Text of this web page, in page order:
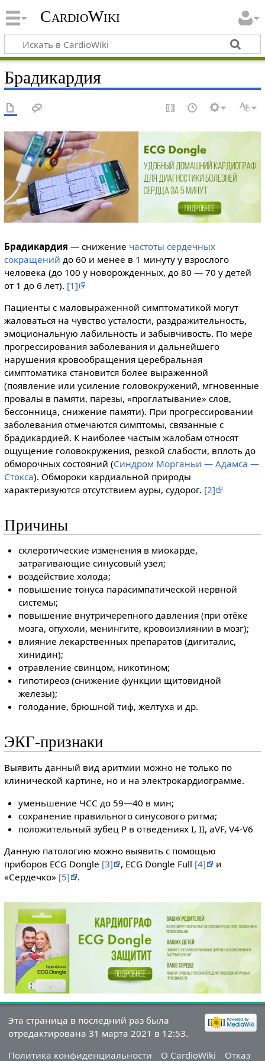
CardioWiki
Брадикардия
Брадикардия — снижение частоты сердечных
сокращений до 60 и менее в 1 минуту у взрослого
человека (до 100 у новорожденных, до 80 — 70 у детей
от 1 до 6 лет). [1]
Пациенты с маловыраженной симптоматикой могут
жаловаться на чувство усталости, раздражительность,
эмоциональную лабильность и забывчивость. По мере
прогрессирования заболевания и дальнейшего
нарушения кровообращения церебральная
симптоматика становится более выраженной
(появление или усиление головокружений, мгновенные
провалы в памяти, парезы, «проглатывание» слов,
бессонница, снижение памяти). При прогрессировании
заболевания отмечаются симптомы, связанные с
брадикардией. К наиболее частым жалобам относят
ощущение головокружения, резкой слабости, вплоть до
обморочных состояний (Синдром Морганьи — Адамса —
Стокса). Обмороки кардиальной природы
характеризуются отсутствием ауры, судорог. [2]
Причины
склеротические изменения в миокарде,
затрагивающие синусовый узел;
воздействие холода;
повышение тонуса парасимпатической нервной
системы;
повышение внутричерепного давления (при отёке
мозга, опухоли, менингите, кровоизлиянии в мозг);
влияние лекарственных препаратов (дигиталис,
хинидин);
отравление свинцом, никотином;
гипотиреоз (снижение функции щитовидной
железы);
голодание, брюшной тиф, желтуха и др.
ЭКГ-признаки
Выявить данный вид аритмии можно не только по
клинической картине, но и на электрокардиограмме.
уменьшение ЧСС до 59—40 в мин;
сохранение правильного синусового ритма;
положительный зубец P в отведениях I, II, aVF, V4-V6
Данную патологию можно выявить с помощью
приборов ECG Dongle [3] , ECG Dongle Full [4]
и
«Сердечко» [5] .
Эта страница в последний раз была
отредактирована 31 марта 2021 в 12:53.
Политика конфиденциальности
О CardioWiki Отказ